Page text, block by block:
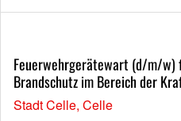
Feuerwehrgerätewart (d/m/w)
Brandschutz im Bereich der
Stadt Celle, Celle